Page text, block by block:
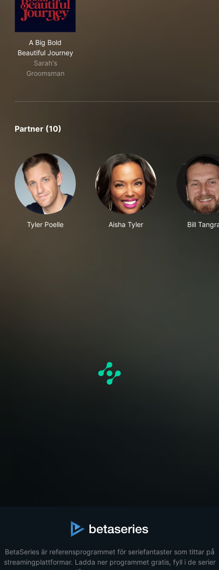
A Big Bold
Beautiful Journey
Sarah's
Groomsman
Partner (10)
Tyler Poelle Aisha Tyler Bill
BetaSeries är referensprogrammet för seriefantaster som tittar på
streamingplattformar. Ladda ner programmet gratis, fyll i de serier